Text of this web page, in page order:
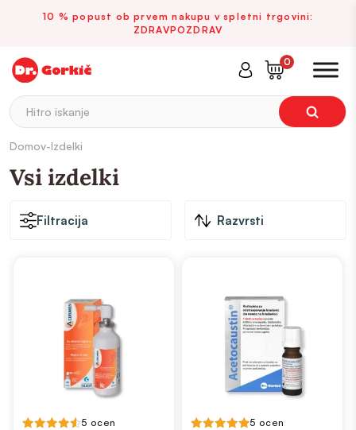
10 % popust ob prvem nakupu v spletni trgovini:
ZDRAVPOZDRAV
Hitro iskanje
0
Domov-Izdelki
Vsi izdelki
Filtracija Razvrsti
5 ocen 5 ocen